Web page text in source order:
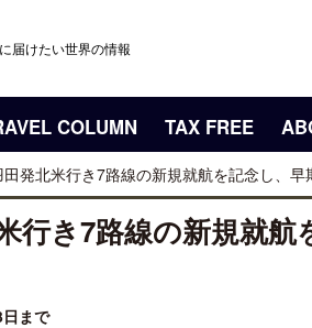
届けたい世界の情報
COLUMN TAX FREE
発北米行き7路線の新規就航を記念し、早
行き7路線の新規就
まで